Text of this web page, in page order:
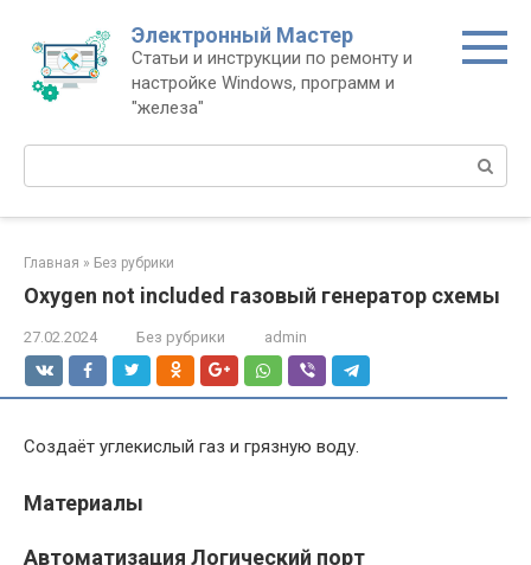
контенту
Электронный Мастер
Статьи и инструкции по ремонту и
настройке Windows, программ и
"железа"
Поиск:
Главная » Без рубрики
Oxygen not included газовый генератор схемы
27.02.2024 Без рубрики admin
Создаёт углекислый газ и грязную воду.
Материалы
Автоматизация Логический порт